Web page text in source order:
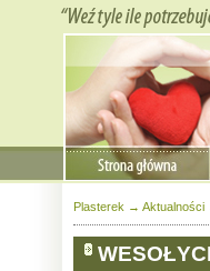
Plasterek → Aktualności